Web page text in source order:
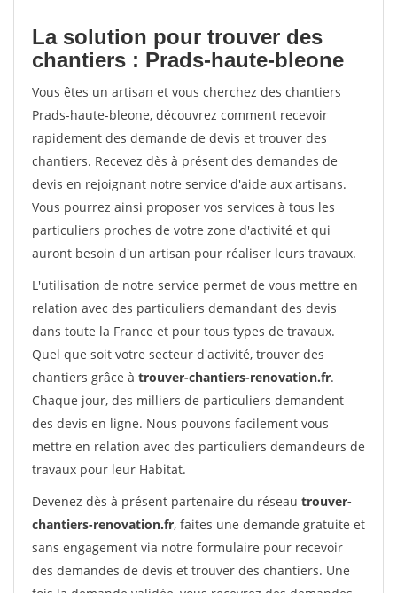
La solution pour trouver des
chantiers : Prads-haute-bleone
Vous êtes un artisan et vous cherchez des chantiers
Prads-haute-bleone, découvrez comment recevoir
rapidement des demande de devis et trouver des
chantiers. Recevez dès à présent des demandes de
devis en rejoignant notre service d'aide aux artisans.
Vous pourrez ainsi proposer vos services à tous les
particuliers proches de votre zone d'activité et qui
auront besoin d'un artisan pour réaliser leurs travaux.
L'utilisation de notre service permet de vous mettre en
relation avec des particuliers demandant des devis
dans toute la France et pour tous types de travaux.
Quel que soit votre secteur d'activité, trouver des
chantiers grâce à trouver-chantiers-renovation.fr.
Chaque jour, des milliers de particuliers demandent
des devis en ligne. Nous pouvons facilement vous
mettre en relation avec des particuliers demandeurs de
travaux pour leur Habitat.
Devenez dès à présent partenaire du réseau trouver-
chantiers-renovation.fr, faites une demande gratuite et
sans engagement via notre formulaire pour recevoir
des demandes de devis et trouver des chantiers. Une